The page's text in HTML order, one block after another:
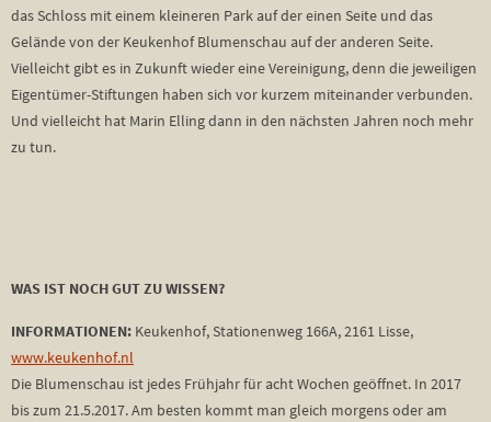
das Schloss mit einem kleineren Park auf der einen Seite und das
Gelände von der Keukenhof Blumenschau auf der anderen Seite.
Vielleicht gibt es in Zukunft wieder eine Vereinigung, denn die jeweiligen
Eigentümer-Stiftungen haben sich vor kurzem miteinander verbunden.
Und vielleicht hat Marin Elling dann in den nächsten Jahren noch mehr
zu tun.
WAS IST NOCH GUT ZU WISSEN?
INFORMATIONEN: Keukenhof, Stationenweg 166A, 2161 Lisse,
www.keukenhof.nl
Die Blumenschau ist jedes Frühjahr für acht Wochen geöffnet. In 2017
bis zum 21.5.2017. Am besten kommt man gleich morgens oder am